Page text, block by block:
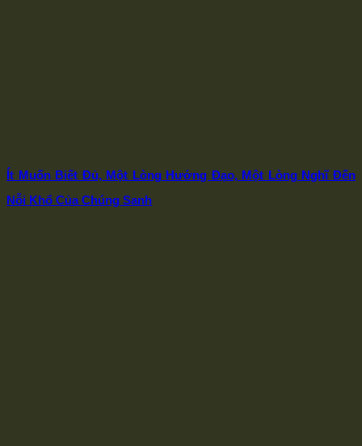
Ít Muốn Biết Đủ, Một Lòng Hướng Đạo, Một Lòng Nghĩ Đến
Nỗi Khổ Của Chúng Sanh